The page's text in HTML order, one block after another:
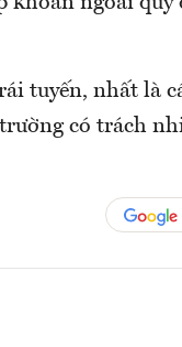
tuyến, nhất là
có trách